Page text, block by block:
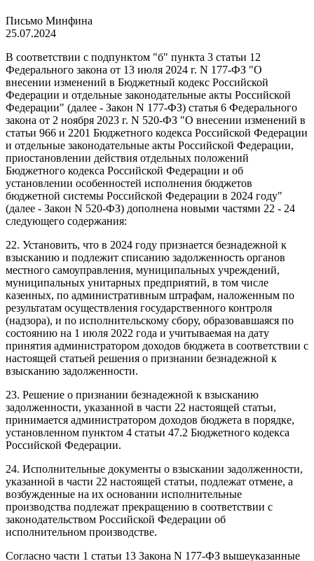
Письмо Минфина
25.07.2024
В соответствии с подпунктом "б" пункта 3 статьи 12
Федерального закона от 13 июля 2024 г. N 177-ФЗ "О
внесении изменений в Бюджетный кодекс Российской
Федерации и отдельные законодательные акты Российской
Федерации" (далее - Закон N 177-ФЗ) статья 6 Федерального
закона от 2 ноября 2023 г. N 520-ФЗ "О внесении изменений в
статьи 966 и 2201 Бюджетного кодекса Российской Федерации
и отдельные законодательные акты Российской Федерации,
приостановлении действия отдельных положений
Бюджетного кодекса Российской Федерации и об
установлении особенностей исполнения бюджетов
бюджетной системы Российской Федерации в 2024 году"
(далее - Закон N 520-ФЗ) дополнена новыми частями 22 - 24
следующего содержания:
22. Установить, что в 2024 году признается безнадежной к
взысканию и подлежит списанию задолженность органов
местного самоуправления, муниципальных учреждений,
муниципальных унитарных предприятий, в том числе
казенных, по административным штрафам, наложенным по
результатам осуществления государственного контроля
(надзора), и по исполнительскому сбору, образовавшаяся по
состоянию на 1 июля 2022 года и учитываемая на дату
принятия администратором доходов бюджета в соответствии с
настоящей статьей решения о признании безнадежной к
взысканию задолженности.
23. Решение о признании безнадежной к взысканию
задолженности, указанной в части 22 настоящей статьи,
принимается администратором доходов бюджета в порядке,
установленном пунктом 4 статьи 47.2 Бюджетного кодекса
Российской Федерации.
24. Исполнительные документы о взыскании задолженности,
указанной в части 22 настоящей статьи, подлежат отмене, а
возбужденные на их основании исполнительные
производства подлежат прекращению в соответствии с
законодательством Российской Федерации об
исполнительном производстве.
Согласно части 1 статьи 13 Закона N 177-ФЗ вышеуказанные